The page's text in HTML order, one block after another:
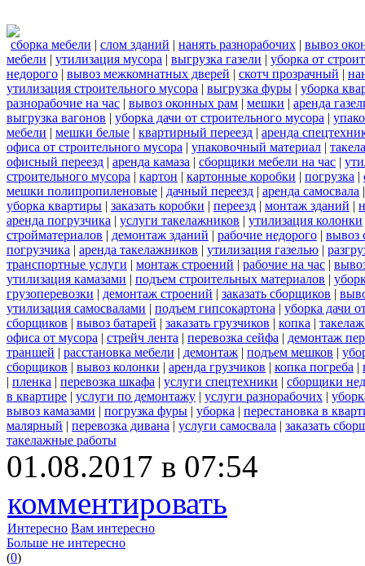
сборка мебели | слом зданий | нанять разнорабочих | вывоз
мебели | утилизация мусора | выгрузка газели | уборка от
недорого | вывоз межкомнатных дверей | скотч прозрачный |
утилизация строительного мусора | выгрузка фуры | уборка
разнорабочие на час | вывоз оконных рам | мешки | аренда
выгрузка вагонов | уборка дачи от строительного мусора |
мебели | мешки белые | квартирный переезд | аренда
офиса от строительного мусора | упаковочный материал |
офисный переезд | аренда камаза | сборщики мебели на час |
строительного мусора | картон | картонные коробки | погрузка |
мешки полипропиленовые | дачный переезд | аренда самосвала
уборка квартиры | заказать коробки | переезд | монтаж зданий |
аренда погрузчика | услуги такелажников | утилизация колонки
стройматериалов | демонтаж зданий | рабочие недорого | вывоз
погрузчика | аренда такелажников | утилизация газелью |
транспортные услуги | монтаж строений | рабочие на час |
утилизация камазами | подъем строительных материалов |
грузоперевозки | демонтаж строений | заказать сборщиков |
утилизация самосвалами | подъем гипсокартона | уборка дачи
сборщиков | вывоз батарей | заказать грузчиков | копка |
офиса от мусора | стрейч лента | перевозка сейфа | демонтаж
траншей | расстановка мебели | демонтаж | подъем мешков |
сборщиков | вывоз колонки | аренда грузчиков | копка погреба |
| пленка | перевозка шкафа | услуги спецтехники | сборщики
в квартире | услуги по демонтажу | услуги разнорабочих |
вывоз камазами | погрузка фуры | уборка | перестановка в
малярный | перевозка дивана | услуги самосвала | заказать
такелажные работы
01.08.2017 в 07:54
комментировать
Интересно Вам интересно
Больше не интересно
(0)